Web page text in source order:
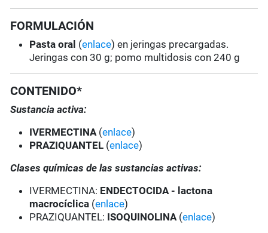
FORMULACIÓN
Pasta oral (enlace) en jeringas precargadas.
Jeringas con 30 g; pomo multidosis con 240 g
CONTENIDO*
Sustancia activa:
IVERMECTINA (enlace)
PRAZIQUANTEL (enlace)
Clases químicas de las sustancias activas:
IVERMECTINA: ENDECTOCIDA - lactona
macrocíclica (enlace)
PRAZIQUANTEL: ISOQUINOLINA(enlace)